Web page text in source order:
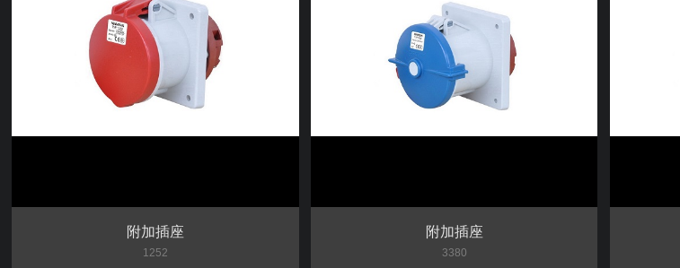
附加插座
1252
附加插座
3380